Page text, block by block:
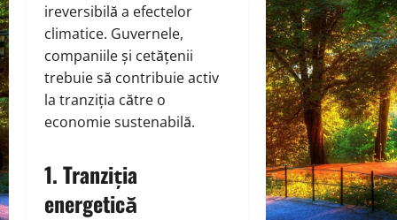
ireversibilă a efectelor
climatice. Guvernele,
companiile și cetățenii
trebuie să contribuie activ
la tranziția către o
economie sustenabilă.
1. Tranziția
energetică